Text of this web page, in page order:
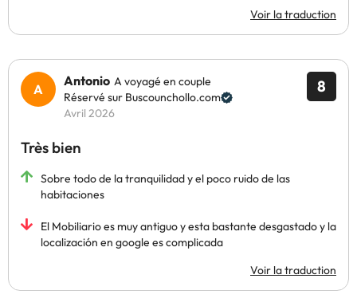
Voir la traduction
8
Antonio A voyagé en couple
Réservé sur Buscounchollo.com
Avril 2026
Très bien
Sobre todo de la tranquilidad y el poco ruido de las
habitaciones
El Mobiliario es muy antiguo y esta bastante desgastado y la
localización en google es complicada
Voir la traduction